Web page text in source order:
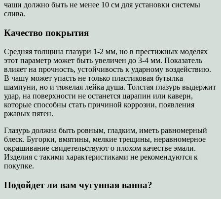
чаши должно быть не менее 10 см для установки системы
слива.
Качество покрытия
Средняя толщина глазури 1-2 мм, но в престижных моделях
этот параметр может быть увеличен до 3-4 мм. Показатель
влияет на прочность, устойчивость к ударному воздействию.
В чашу может упасть не только пластиковая бутылка
шампуни, но и тяжелая лейка душа. Толстая глазурь выдержит
удар, на поверхности не останется царапин или каверн,
которые способны стать причиной коррозии, появления
ржавых пятен.
Глазурь должна быть ровным, гладким, иметь равномерный
блеск. Бугорки, вмятины, мелкие трещины, неравномерное
окрашивание свидетельствуют о плохом качестве эмали.
Изделия с такими характеристиками не рекомендуются к
покупке.
Подойдет ли вам чугунная ванна?